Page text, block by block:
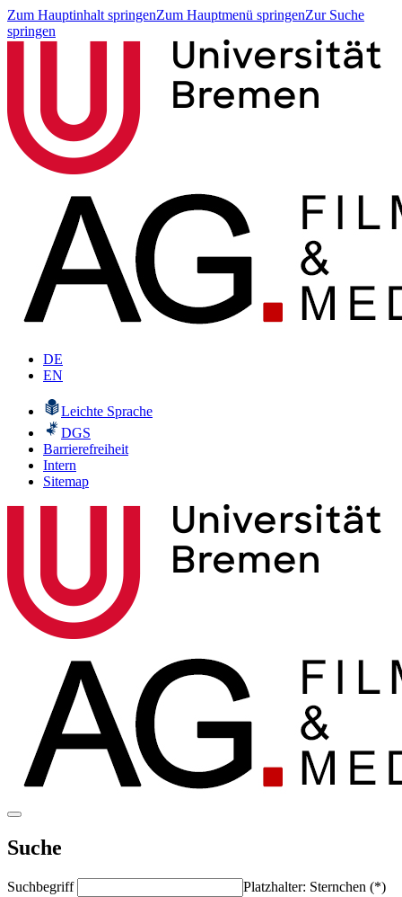
Zum Hauptinhalt springenZum Hauptmenü springenZur Suche
springen
DE
EN
Leichte Sprache
DGS
Barrierefreiheit
Intern
Sitemap
Suche
Suchbegriff
Platzhalter: Sternchen (*)